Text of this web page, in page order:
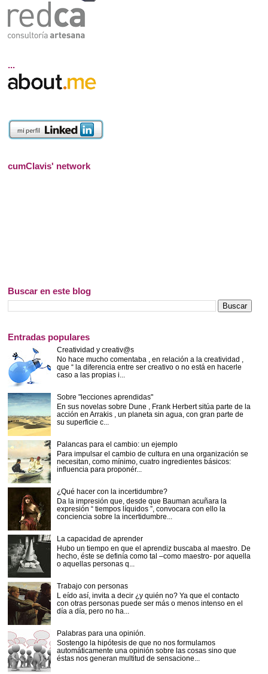
...
cumClavis' network
Buscar en este blog
Entradas populares
Creatividad y creativ@s
No hace mucho comentaba , en relación a la creatividad ,
que “ la diferencia entre ser creativo o no está en hacerle
caso a las propias i...
Sobre "lecciones aprendidas"
En sus novelas sobre Dune , Frank Herbert sitúa parte de la
acción en Arrakis , un planeta sin agua, con gran parte de
su superficie c...
Palancas para el cambio: un ejemplo
Para impulsar el cambio de cultura en una organización se
necesitan, como mínimo, cuatro ingredientes básicos:
influencia para proponér...
¿Qué hacer con la incertidumbre?
Da la impresión que, desde que Bauman acuñara la
expresión “ tiempos líquidos ”, convocara con ello la
conciencia sobre la incertidumbre...
La capacidad de aprender
Hubo un tiempo en que el aprendiz buscaba al maestro. De
hecho, éste se definía como tal –como maestro- por aquella
o aquellas personas q...
Trabajo con personas
L eído así, invita a decir ¿y quién no? Ya que el contacto
con otras personas puede ser más o menos intenso en el
día a día, pero no ha...
Palabras para una opinión.
Sostengo la hipótesis de que no nos formulamos
automáticamente una opinión sobre las cosas sino que
éstas nos generan multitud de sensacione...